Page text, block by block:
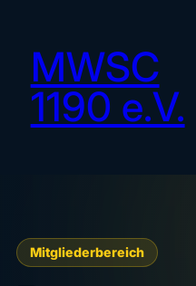
MWSC
1190 e.V.
Mitgliederbereich